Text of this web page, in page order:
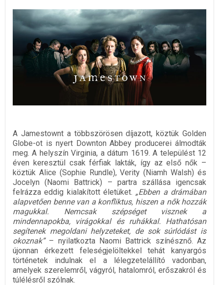
A Jamestownt a többszörösen díjazott, köztük Golden
Globe-ot is nyert Downton Abbey producerei álmodták
meg. A helyszín Virginia, a dátum 1619. A települést 12
éven keresztül csak férfiak lakták, így az első nők –
köztük Alice (Sophie Rundle), Verity (Niamh Walsh) és
Jocelyn (Naomi Battrick) – partra szállása igencsak
felrázza eddig kialakított életüket. „Ebben a drámában
alapvetően benne van a konfliktus, hiszen a nők hozzák
magukkal. Nemcsak szépséget visznek a
mindennapokba, virágokkal és ruhákkal. Hathatósan
segítenek megoldani helyzeteket, de sok súrlódást is
okoznak”– nyilatkozta Naomi Battrick színésznő. Az
újonnan érkezett feleségjelöltekkel tehát kanyargós
történetek indulnak el a lélegzetelállító vadonban,
amelyek szerelemről, vágyról, hatalomról, erőszakról és
túlélésről szólnak.